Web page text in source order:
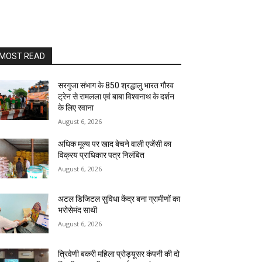
READ
सरगुजा संभाग के 850 श्रद्धालु भारत गौरव
ट्रेन से रामलला एवं बाबा विश्वनाथ के दर्शन
के लिए रवाना
August 6, 2026
अधिक मूल्य पर खाद बेचने वाली एजेंसी का
विक्रय प्राधिकार पत्र निलंबित
August 6, 2026
अटल डिजिटल सुविधा केंद्र बना ग्रामीणों का
भरोसेमंद साथी
August 6, 2026
त्रिवेणी बकरी महिला प्रोड्यूसर कंपनी की दो